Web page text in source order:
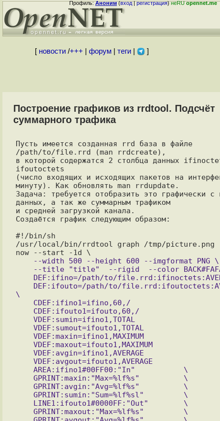
Профиль:Аноним(вход|регистрация)неRUopennet.me
[ новости/+++ форум| теги| ]
Построение графиков из rrdtool. Подсчёт
суммарного трафика
Пусть имеется созданная rrd база в файле
/path/to/file.rrd (man rrdcreate),
в которой содержатся 2 столбца данных
ifoutoctets
(число входящих и исходящих пакетов на
минуту). Как обновлять man rrdupdate.
Задача: требуется отобразить это графически с
данных, а так же суммарным трафиком
и средней загрузкой канала.
Создаётся график следующим образом:
#!/bin/sh
/usr/local/bin/rrdtool graph /tmp/picture.png
\